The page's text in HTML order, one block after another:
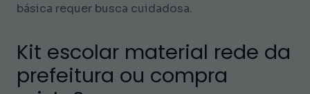
básica requer busca cuidadosa.
Kit escolar material rede da
prefeitura ou compra